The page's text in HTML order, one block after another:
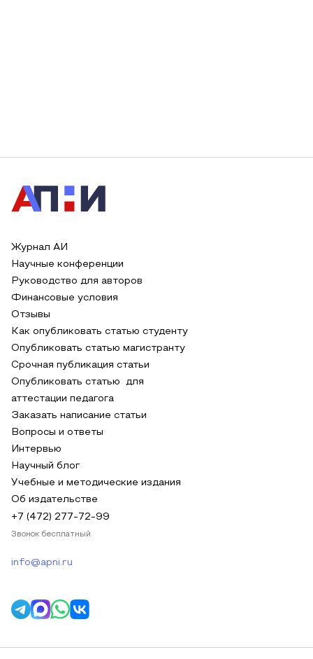
Журнал АИ
Научные конференции
Руководство для авторов
Финансовые условия
Отзывы
Как опубликовать статью студенту
Опубликовать статью магистранту
Срочная публикация статьи
Опубликовать статью для
аттестации педагога
Заказать написание статьи
Вопросы и ответы
Интервью
Научный блог
Учебные и методические издания
Об издательстве
+7 (472) 277-72-99
Звонок бесплатный
info@apni.ru